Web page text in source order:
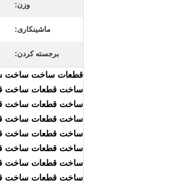
وزن:
ماشینکاری:
برجسته کردن:
قطعات ساخت ساخت
ساخت قطعات ساخت
ساخت قطعات ساخت
ساخت قطعات ساخت
ساخت قطعات ساخت
ساخت قطعات ساخت
ساخت قطعات ساخت
ساخت قطعات ساخت